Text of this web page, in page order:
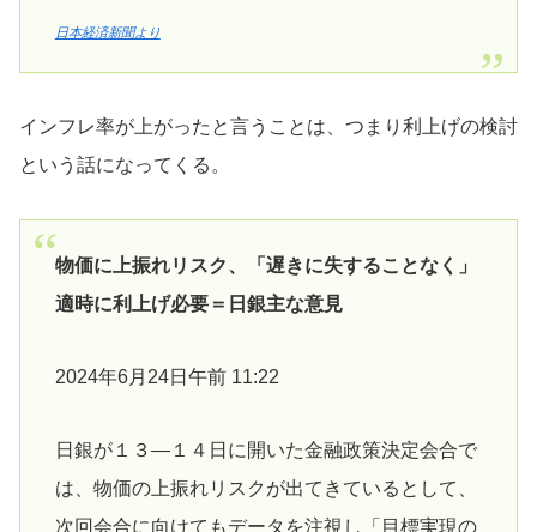
日本経済新聞より
インフレ率が上がったと言うことは、つまり利上げの検討
という話になってくる。
物価に上振れリスク、「遅きに失することなく」
適時に利上げ必要＝日銀主な意見
2024年6月24日午前 11:22
日銀が１３―１４日に開いた金融政策決定会合で
は、物価の上振れリスクが出てきているとして、
次回会合に向けてもデータを注視し「目標実現の